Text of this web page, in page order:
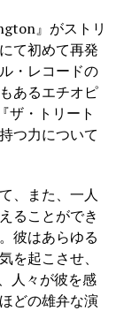
』がストリ
て初めて再発
・レコードの
あるエチオピ
ザ・トリート
つ力について
、また、一人
ることができ
彼はあらゆる
を起こさせ、
人々が彼を感
どの雄弁な演